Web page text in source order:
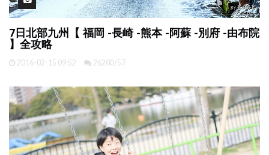
7日北部九州【 福岡 -長崎 -熊本 -阿蘇 -別府 -由布院
】全攻略
2016-02-15 09:52 26280/57